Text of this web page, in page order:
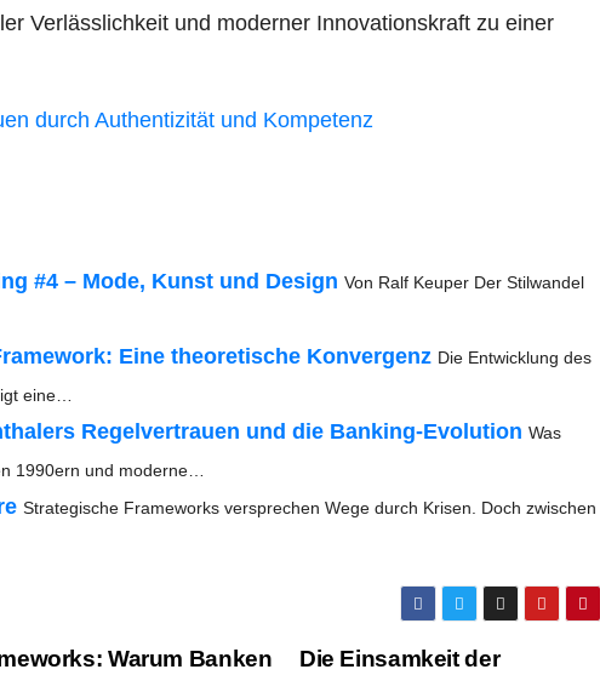
Ver­läss­lich­keit und moder­ner Inno­va­ti­ons­kraft zu einer
durch Authen­ti­zi­tät und Kompetenz
#4 – Mode, Kunst und Design Von Ralf Keu­per Der Stil­wan­del
Eine theo­re­ti­sche Kon­ver­genz Die Ent­wick­lung des
eine…
Regel­ver­trau­en und die Ban­king-Evo­lu­ti­on Was
1990ern und moderne…
Stra­te­gi­sche Frame­works ver­spre­chen Wege durch Kri­sen. Doch zwi­schen
Die Ein­sam­keit der
War­um Ban­ken